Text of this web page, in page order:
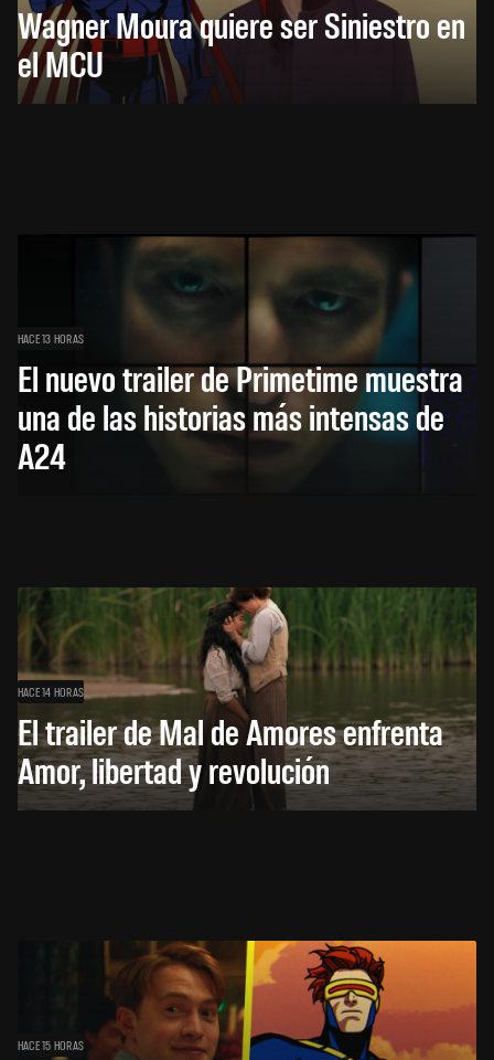
Wagner Moura quiere ser Siniestro en
el MCU
HACE 13 HORAS
El nuevo trailer de Primetime muestra
una de las historias más intensas de
A24
HACE 14 HORAS
El trailer de Mal de Amores enfrenta
Amor, libertad y revolución
HACE 15 HORAS